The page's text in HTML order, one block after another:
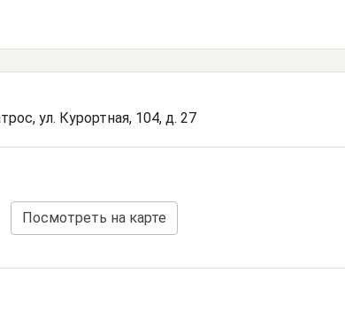
ул. Курортная, 104, д. 27
Посмотреть на карте